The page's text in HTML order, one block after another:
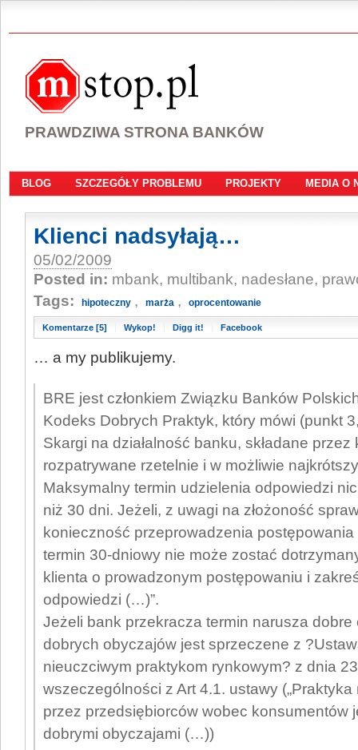
PRAWDZIWA STRONA BANKÓW
BLOG SZCZEGÓŁY PROBLEMU PROJEKTY MEDIA O
Klienci nadsyłają…
05/02/2009
Posted in: mbank, multibank, nadesłane,
Tags:
hipoteczny , marża , oprocentowanie
Komentarze [5] Wykop! Digg it! Facebook
… a my publikujemy.
BRE jest członkiem Związku Banków
Kodeks Dobrych Praktyk, który mówi (punkt
Skargi na działalność banku, składane
rozpatrywane rzetelnie i w możliwie
Maksymalny termin udzielenia odpowiedzi
niż 30 dni. Jeżeli, z uwagi na złożoność
konieczność przeprowadzenia
termin 30-dniowy nie może zostać
klienta o prowadzonym postępowaniu i
odpowiedzi (…)”.
Jeżeli bank przekracza termin narusza
dobrych obyczajów jest sprzeczene z
nieuczciwym praktykom rynkowym? z dnia
wszeczególności z Art 4.1. ustawy
przez przedsiębiorców wobec konsumentów
dobrymi obyczajami (…))